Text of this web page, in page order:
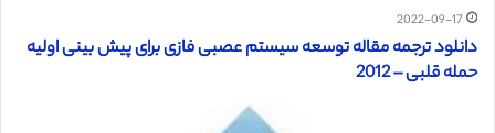
2022-09-17
دانلود ترجمه مقاله توسعه سیستم عصبی فازی برای پیش بینی اولیه
حمله قلبی – 2012